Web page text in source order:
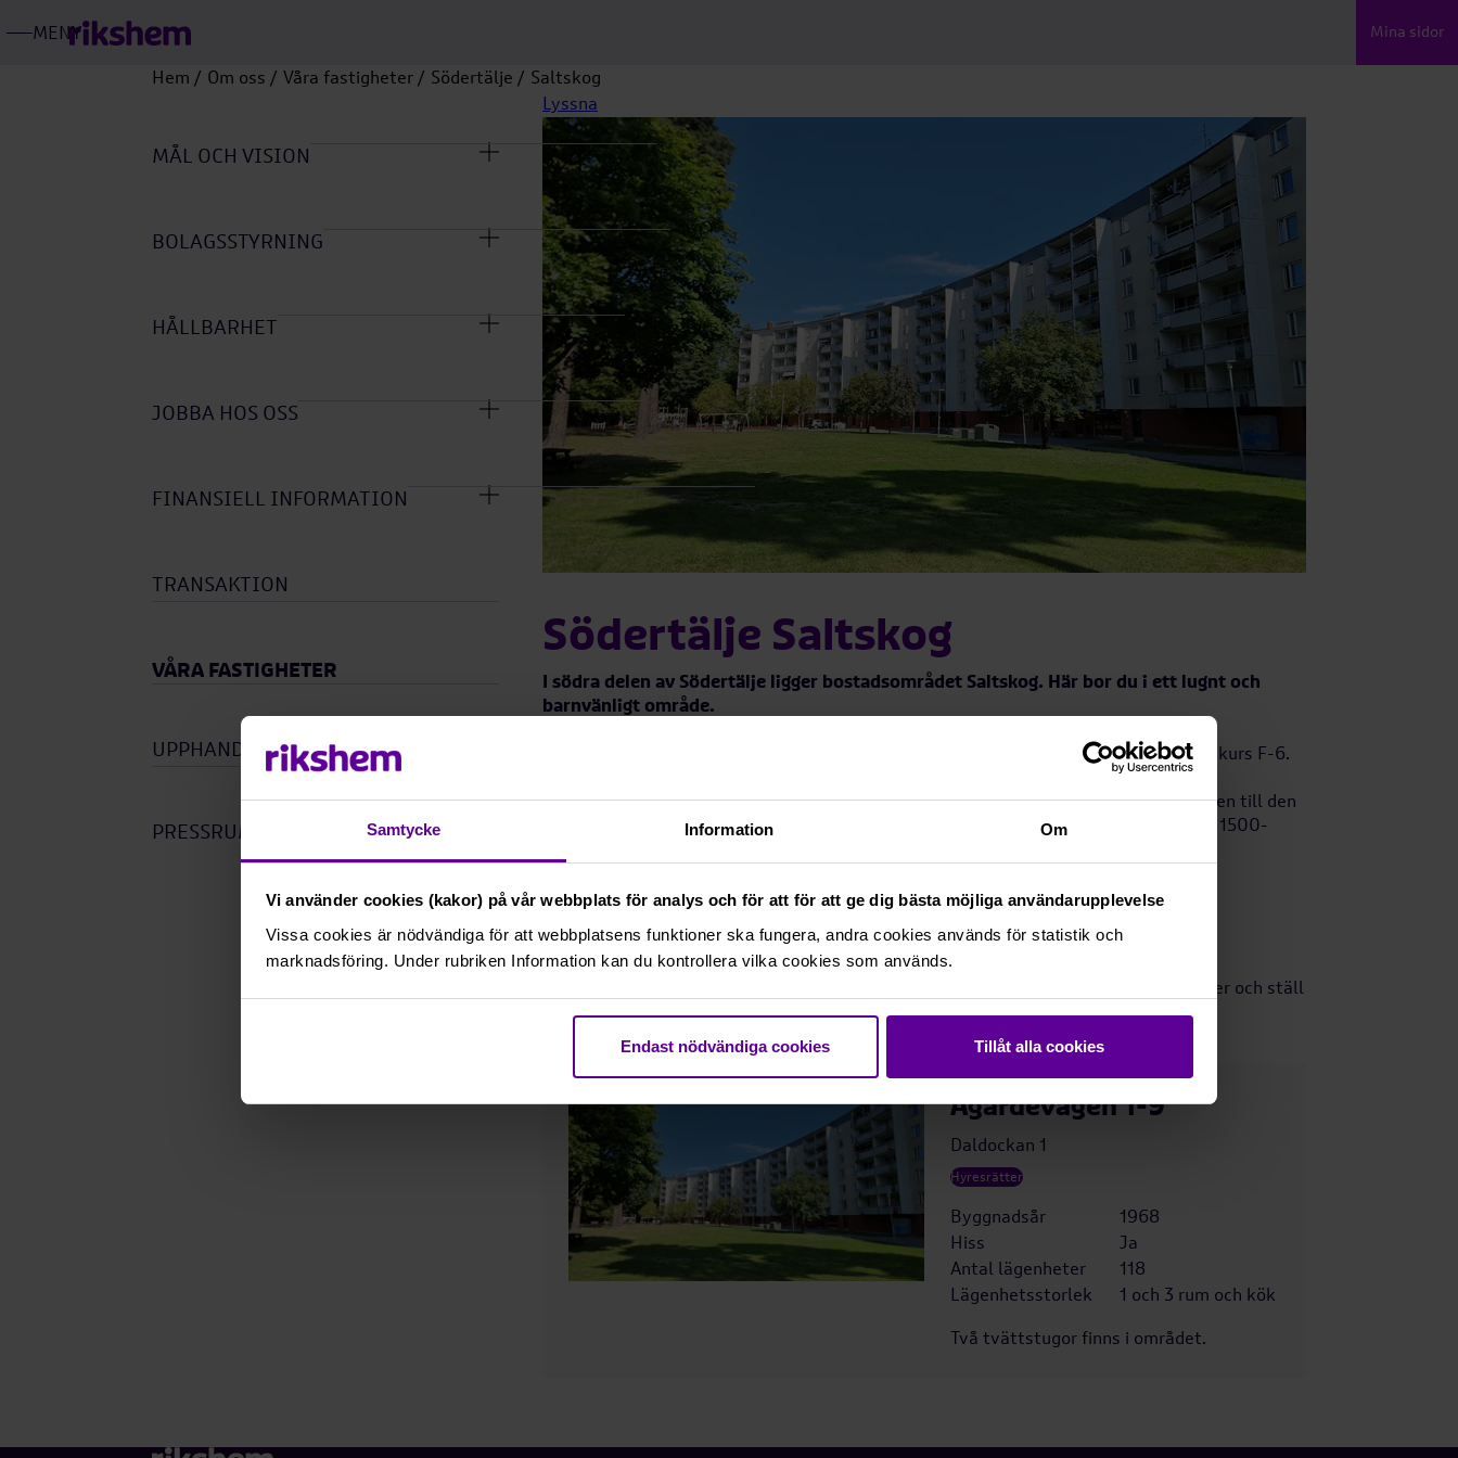
Samtycke Information Om
Vi använder cookies (kakor) på vår webbplats för analys och för att för att ge dig bästa möjliga användarupplevelse
Vissa cookies är nödvändiga för att webbplatsens funktioner ska fungera, andra cookies används för statistik och
marknadsföring. Under rubriken Information kan du kontrollera vilka cookies som används.
Endast nödvändiga cookies Tillåt alla cookies
MENY
ÖPPNA
Mina sidor
Hem Om oss Våra fastigheter Södertälje
Saltskog
Lyssna
Södertälje Saltskog
I södra delen av Södertälje ligger bostadsområdet Saltskog. Här bor du i ett lugnt och
barnvänligt område.
I Saltskog finns tre förskolor och Stålhamraskolan som erbjuder undervisning för årskurs F-6.
Här finns även gymnasium, en multisportarena med konstgräs, restauranger och
livsmedelsbutiker. Förutom alla faciliteter inpå knuten kan du också njuta av närheten till den
trevliga sjön Saltskogsfjärden. Här finns även galleriet Saltskog gård, med anor från 1500-
Området har goda parkeringsmöjligheter för såväl hyresgäster som besökare.
Hyra lägenhet och bo i Saltskog
Rikshems lediga lägenheter hyrs ut via Stockholms stads bostadsförmedling. Läs mer och ställ
dig i kön påbostad.stockholm.seeller ta kontakt via telefon 08-785 88 30.
Ågärdevägen 1-9
Daldockan 1
Hyresrätter
Byggnadsår
1968
Hiss
Ja
Antal lägenheter
118
Lägenhetsstorlek
1 och 3 rum och kök
Två tvättstugor finns i området.
MÅL OCH VISION
BOLAGSSTYRNING
HÅLLBARHET
JOBBA HOS OSS
FINANSIELL INFORMATION
TRANSAKTION
VÅRA FASTIGHETER
UPPHANDLINGAR
PRESSRUM
undermeny